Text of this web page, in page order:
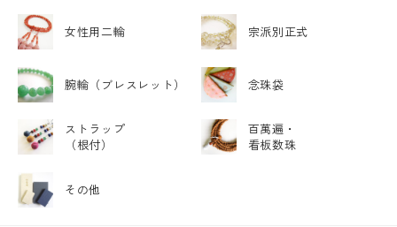
女性用二輪 宗派別正式
腕輪 （ブレスレット） 念珠袋
ストラップ
（根付）
百萬遍・
看板数珠
その他